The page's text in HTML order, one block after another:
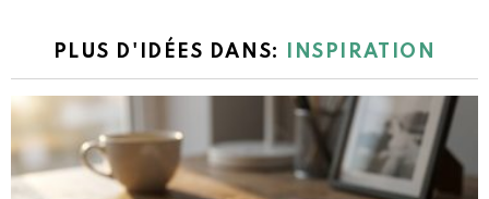
PLUS D'IDÉES DANS: INSPIRATION